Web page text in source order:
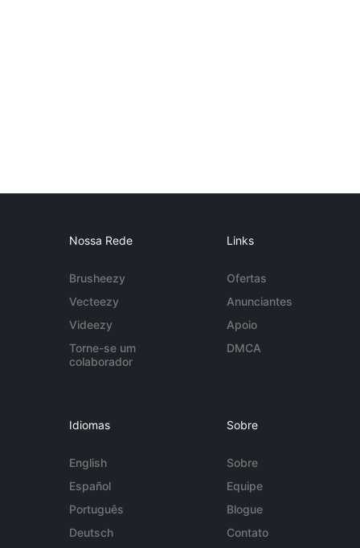
Nossa Rede
Brusheezy
Vecteezy
Videezy
Torne-se um
colaborador
Links
Ofertas
Anunciantes
Apoio
DMCA
Idiomas
English
Español
Português
Deutsch
Sobre
Sobre
Equipe
Blogue
Contato